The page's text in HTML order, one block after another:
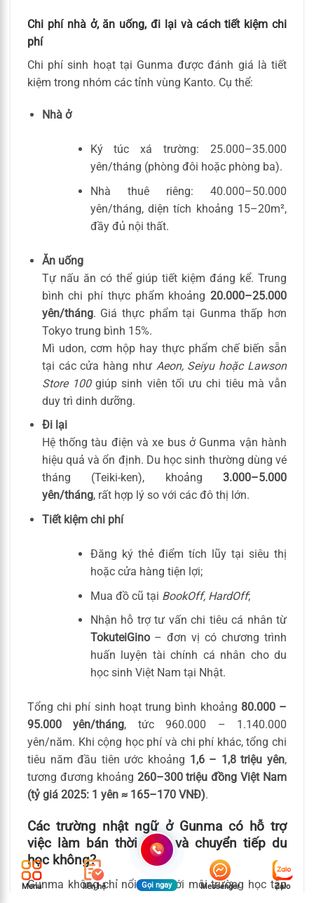
Chi phí nhà ở, ăn uống, đi lại và cách tiết kiệm chi
phí
Chi phí sinh hoạt tại Gunma được đánh giá là tiết
kiệm trong nhóm các tỉnh vùng Kanto. Cụ thể:
Nhà ở
Ký túc xá trường: 25.000–35.000
yên/tháng (phòng đôi hoặc phòng ba).
Nhà thuê riêng: 40.000–50.000
yên/tháng, diện tích khoảng 15–20m²,
đầy đủ nội thất.
Ăn uống
Tự nấu ăn có thể giúp tiết kiệm đáng kể. Trung
bình chi phí thực phẩm khoảng 20.000–25.000
yên/tháng. Giá thực phẩm tại Gunma thấp hơn
Tokyo trung bình 15%.
Mì udon, cơm hộp hay thực phẩm chế biến sẵn
tại các cửa hàng như Aeon, Seiyu hoặc Lawson
Store 100giúp sinh viên tối ưu chi tiêu mà vẫn
duy trì dinh dưỡng.
Đi lại
Hệ thống tàu điện và xe bus ở Gunma vận hành
hiệu quả và ổn định. Du học sinh thường dùng vé
tháng (Teiki-ken), khoảng 3.000–5.000
yên/tháng, rất hợp lý so với các đô thị lớn.
Tiết kiệm chi phí
Đăng ký thẻ điểm tích lũy tại siêu thị
hoặc cửa hàng tiện lợi;
Mua đồ cũ tại BookOff, HardOff;
Nhận hỗ trợ tư vấn chi tiêu cá nhân từ
TokuteiGino– đơn vị có chương trình
huấn luyện tài chính cá nhân cho du
học sinh Việt Nam tại Nhật.
Tổng chi phí sinh hoạt trung bình khoảng 80.000 –
95.000 yên/tháng, tức 960.000 – 1.140.000
yên/năm. Khi cộng học phí và chi phí khác, tổng chi
tiêu năm đầu tiên ước khoảng 1,6 – 1,8 triệu yên,
tương đương khoảng 260–300 triệu đồng Việt Nam
(tỷ giá 2025: 1 yên ≈ 165–170 VNĐ).
Các trường nhật ngữ ở Gunma có hỗ trợ
việc làm bán thời gian và chuyển tiếp du
học không?
Gunma không chỉ nổi tiếng với môi trường học tập
Menu liên hệ Gọi ngay Messenger Zalo